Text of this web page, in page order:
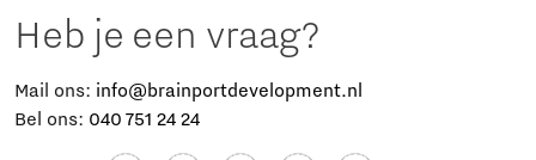
Heb je een vraag?
Mail ons: info@brainportdevelopment.nl
Bel ons: 040 751 24 24